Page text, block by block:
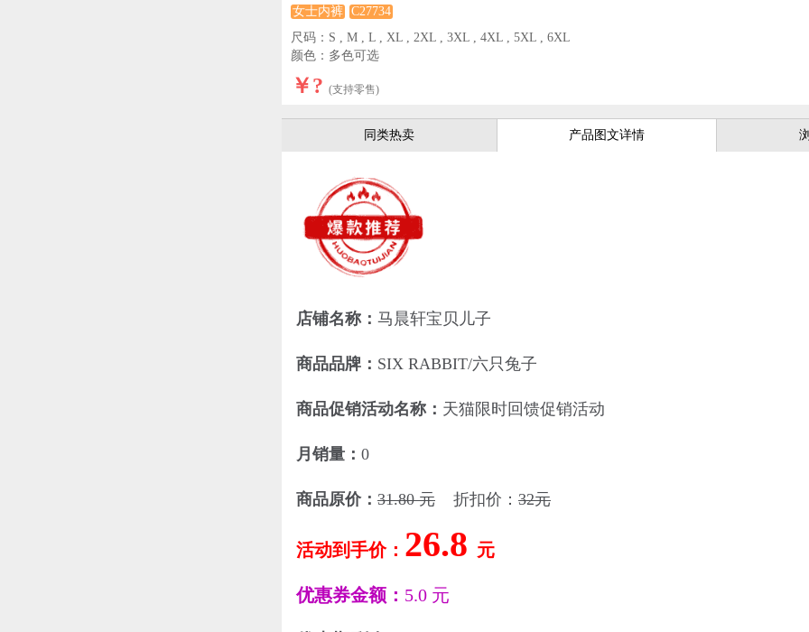
女士内裤 C27734
尺码：S , M , L , XL , 2XL , 3XL , 4XL , 5XL , 6XL
颜色：多色可选
￥? (支持零售)
同类热卖 产品图文详情
店铺名称： 马晨轩宝贝儿子
商品品牌： SIX RABBIT/六只兔子
商品促销活动名称： 天猫限时回馈促销活动
月销量： 0
商品原价： 31.80 元 折扣价： 32元
活动到手价： 26.8 元
优惠券金额： 5.0 元